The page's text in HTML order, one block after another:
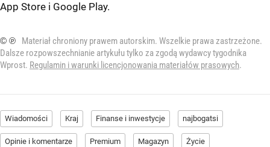
App Store i Google Play.
© ℗
Materiał chroniony prawem autorskim. Wszelkie prawa zastrzeżone.
Dalsze rozpowszechnianie artykułu tylko za zgodą wydawcy tygodnika
Wprost. Regulamin i warunki licencjonowania materiałów prasowych.
Wiadomości Kraj Finanse i inwestycje najbogatsi
Opinie i komentarze Premium Magazyn Życie